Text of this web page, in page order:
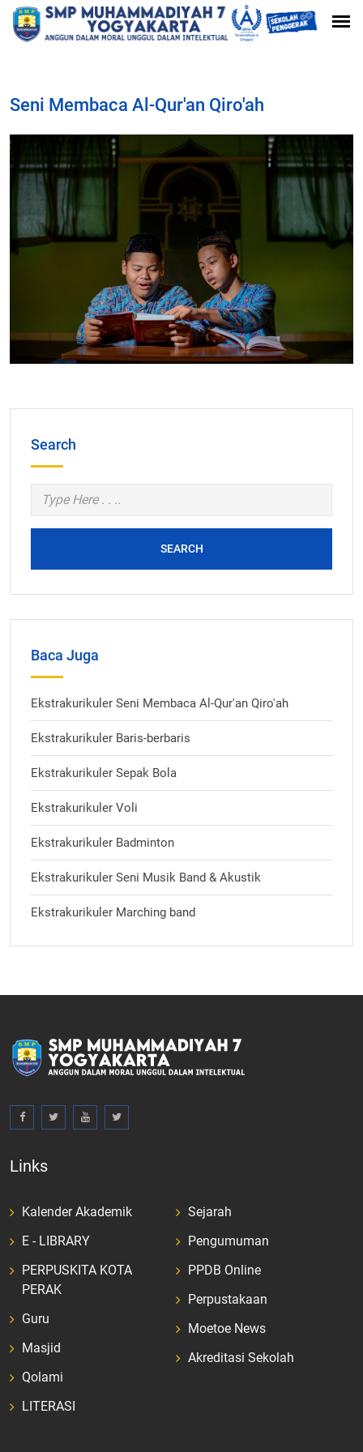
Seni Membaca Al-Qur'an Qiro'ah
Search
SEARCH
Baca Juga
Ekstrakurikuler Seni Membaca Al-Qur'an Qiro'ah
Ekstrakurikuler Baris-berbaris
Ekstrakurikuler Sepak Bola
Ekstrakurikuler Voli
Ekstrakurikuler Badminton
Ekstrakurikuler Seni Musik Band & Akustik
Ekstrakurikuler Marching band
Links
Kalender Akademik
E - LIBRARY
PERPUSKITA KOTA
PERAK
Guru
Masjid
Qolami
LITERASI
Sejarah
Pengumuman
PPDB Online
Perpustakaan
Moetoe News
Akreditasi Sekolah